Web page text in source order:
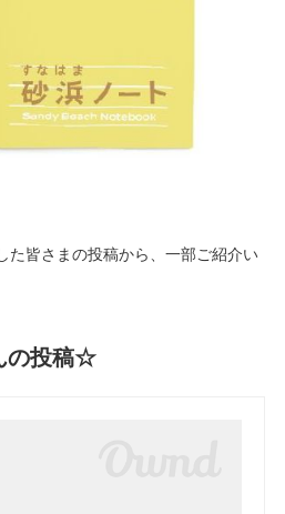
た皆さまの投稿から、一部ご紹介い
の投稿☆